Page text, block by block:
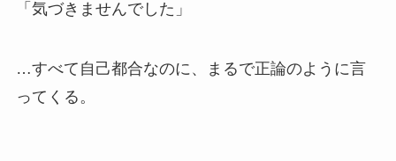
「気づきませんでした」
…すべて自己都合なのに、まるで正論のように言
ってくる。